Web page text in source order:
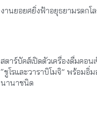
งานยอยศยิ่งฟ้าอยุธยามรดกโ
สตาร์บัคส์เปิดตัวเครื่องดื่มคอ
“ชูโรและวาราบิโมจิ” พร้อมอิ่
นานาชนิด